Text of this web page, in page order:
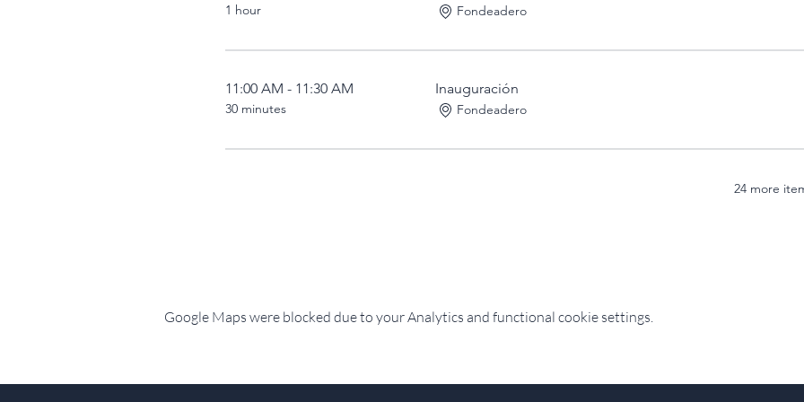
1 hour Fondeadero
11:00 AM - 11:30 AM
30 minutes
Inauguración
Fondeadero
24 more
Google Maps were blocked due to your Analytics and functional cookie settings.